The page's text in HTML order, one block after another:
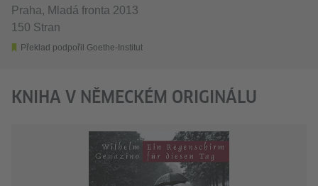
Praha, Mladá fronta 2013
150 Stran
Překlad podpořil Goethe-Institut
KNIHA V NĚMECKÉM ORIGINÁLU